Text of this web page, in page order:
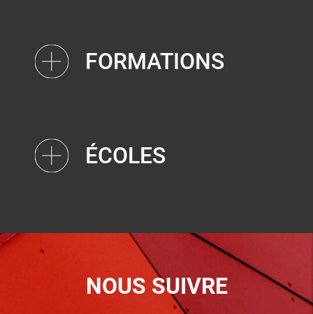
FORMATIONS
ÉCOLES
NOUS SUIVRE